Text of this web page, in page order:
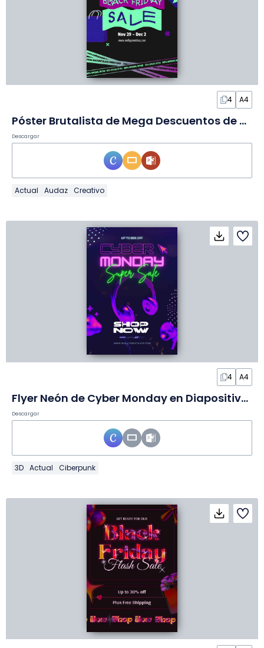
4 A4
Póster Brutalista de Mega Descuentos de Black Friday en Diapositivas
Descargar
Actual Audaz Creativo
4 A4
Flyer Neón de Cyber Monday en Diapositivas
Descargar
3D Actual Ciberpunk